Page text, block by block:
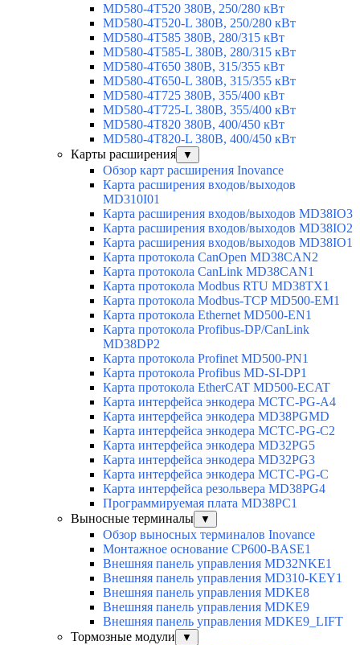
MD580-4T520 380В, 250/280 кВт
MD580-4T520-L 380В, 250/280 кВт
MD580-4T585 380В, 280/315 кВт
MD580-4T585-L 380В, 280/315 кВт
MD580-4T650 380В, 315/355 кВт
MD580-4T650-L 380В, 315/355 кВт
MD580-4T725 380В, 355/400 кВт
MD580-4T725-L 380В, 355/400 кВт
MD580-4T820 380В, 400/450 кВт
MD580-4T820-L 380В, 400/450 кВт
Карты расширения
▼
Обзор карт расширения Inovance
Карта расширения входов/выходов
MD310I01
Карта расширения входов/выходов MD38IO3
Карта расширения входов/выходов MD38IO2
Карта расширения входов/выходов MD38IO1
Карта протокола CanOpen MD38CAN2
Карта протокола CanLink MD38CAN1
Карта протокола Modbus RTU MD38TX1
Карта протокола Modbus-TCP MD500-EM1
Карта протокола Ethernet MD500-EN1
Карта протокола Profibus-DP/CanLink
MD38DP2
Карта протокола Profinet MD500-PN1
Карта протокола Profibus MD-SI-DP1
Карта протокола EtherCAT MD500-ECAT
Карта интерфейса энкодера MCTC-PG-A4
Карта интерфейса энкодера MD38PGMD
Карта интерфейса энкодера MCTC-PG-C2
Карта интерфейса энкодера MD32PG5
Карта интерфейса энкодера MD32PG3
Карта интерфейса энкодера MCTC-PG-C
Карта интерфейса резольвера MD38PG4
Программируемая плата MD38PC1
Выносные терминалы
▼
Обзор выносных терминалов Inovance
Монтажное основание CP600-BASE1
Внешняя панель управления MD32NKE1
Внешняя панель управления MD310-KEY1
Внешняя панель управления MDKE8
Внешняя панель управления MDKE9
Внешняя панель управления MDKE9_LIFT
Тормозные модули
▼